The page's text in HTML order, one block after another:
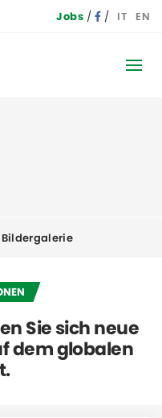
Jobs IT EN
Bildergalerie
Sie sich neue
dem globalen